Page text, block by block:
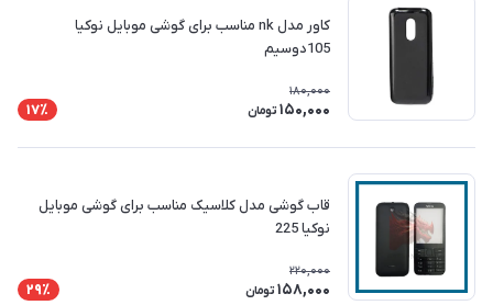
کاور مدل nk مناسب برای گوشی موبایل نوکیا
105دوسیم
180,000
150,000 تومان 17٪
قاب گوشی مدل کلاسیک مناسب برای گوشی موبایل
نوکیا 225
220,000
158,000 تومان 29٪